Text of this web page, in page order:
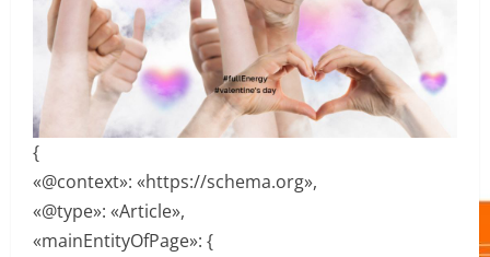
{
«@context»: «https://schema.org»,
«@type»: «Article»,
«mainEntityOfPage»: {